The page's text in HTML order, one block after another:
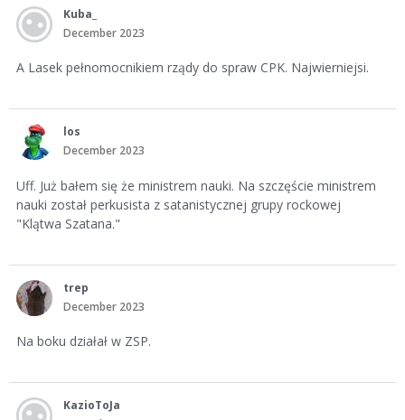
Kuba_
December 2023
A Lasek pełnomocnikiem rządy do spraw CPK. Najwierniejsi.
los
December 2023
Uff. Już bałem się że ministrem nauki. Na szczęście ministrem
nauki został perkusista z satanistycznej grupy rockowej
"Klątwa Szatana."
trep
December 2023
Na boku działał w ZSP.
KazioToJa